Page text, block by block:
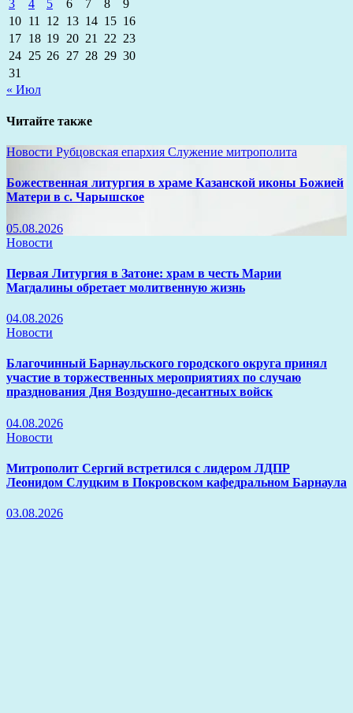
3 4 5 6 7 8
9
10 11 12 13 14 15 16
17 18 19 20 21 22 23
24 25 26 27 28 29 30
31
« Июл
Читайте также
Новости Рубцовская епархия Служение митрополита
Божественная литургия в храме Казанской иконы Божией
Матери в с. Чарышское
05.08.2026
Новости
Первая Литургия в Затоне: храм в честь Марии
Магдалины обретает молитвенную жизнь
04.08.2026
Новости
Благочинный Барнаульского городского округа принял
участие в торжественных мероприятиях по случаю
празднования Дня Воздушно-десантных войск
04.08.2026
Новости
Митрополит Сергий встретился с лидером ЛДПР
Леонидом Слуцким в Покровском кафедральном Барнаула
03.08.2026